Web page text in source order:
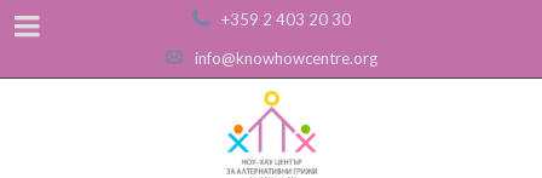
+359 2 403 20 30
info@knowhowcentre.org